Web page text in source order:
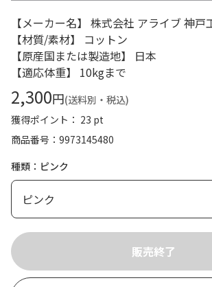
【メーカー名】 株式会社 アライブ 神
【材質/素材】 コットン
【原産国または製造地】 日本
【適応体重】 10kgまで
2,300円(送料別・税込)
獲得ポイント： 23 pt
商品番号
9973145480
種類：ピンク